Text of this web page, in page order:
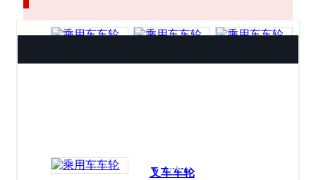
产品展示
叉车车轮